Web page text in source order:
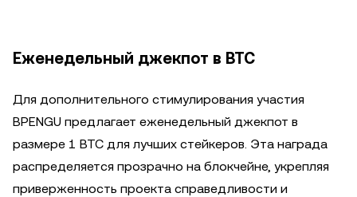
Еженедельный джекпот в BTC
Для дополнительного стимулирования участия
BPENGU предлагает еженедельный джекпот в
размере 1 BTC для лучших стейкеров. Эта награда
распределяется прозрачно на блокчейне, укрепляя
приверженность проекта справедливости и